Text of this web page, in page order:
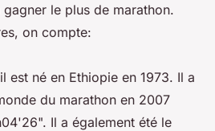
le plus de marathon.
on compte:
est né en Ethiopie en 1973. Il a
du marathon en 2007
Il a également été le